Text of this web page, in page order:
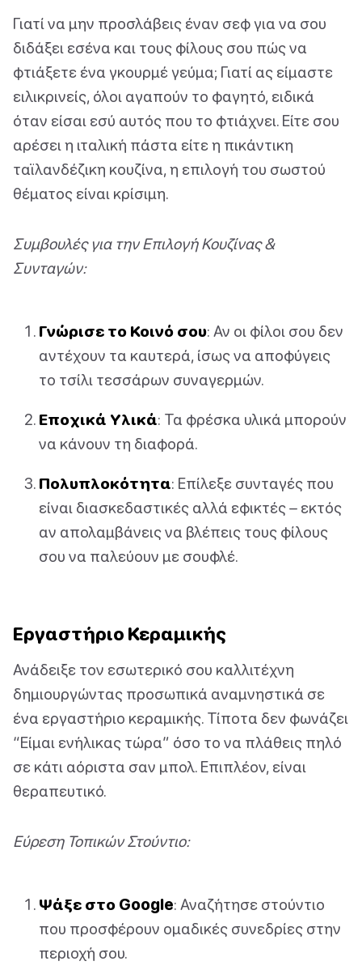
Γιατί να μην προσλάβεις έναν σεφ για να σου
διδάξει εσένα και τους φίλους σου πώς να
φτιάξετε ένα γκουρμέ γεύμα; Γιατί ας είμαστε
ειλικρινείς, όλοι αγαπούν το φαγητό, ειδικά
όταν είσαι εσύ αυτός που το φτιάχνει. Είτε σου
αρέσει η ιταλική πάστα είτε η πικάντικη
ταϊλανδέζικη κουζίνα, η επιλογή του σωστού
θέματος είναι κρίσιμη.
Συμβουλές για την Επιλογή Κουζίνας &
Συνταγών:
Γνώρισε το Κοινό σου: Αν οι φίλοι σου δεν
αντέχουν τα καυτερά, ίσως να αποφύγεις
το τσίλι τεσσάρων συναγερμών.
Εποχικά Υλικά: Τα φρέσκα υλικά μπορούν
να κάνουν τη διαφορά.
Πολυπλοκότητα: Επίλεξε συνταγές που
είναι διασκεδαστικές αλλά εφικτές – εκτός
αν απολαμβάνεις να βλέπεις τους φίλους
σου να παλεύουν με σουφλέ.
Εργαστήριο Κεραμικής
Ανάδειξε τον εσωτερικό σου καλλιτέχνη
δημιουργώντας προσωπικά αναμνηστικά σε
ένα εργαστήριο κεραμικής. Τίποτα δεν φωνάζει
“Είμαι ενήλικας τώρα” όσο το να πλάθεις πηλό
σε κάτι αόριστα σαν μπολ. Επιπλέον, είναι
θεραπευτικό.
Εύρεση Τοπικών Στούντιο:
Ψάξε στο Google: Αναζήτησε στούντιο
που προσφέρουν ομαδικές συνεδρίες στην
περιοχή σου.